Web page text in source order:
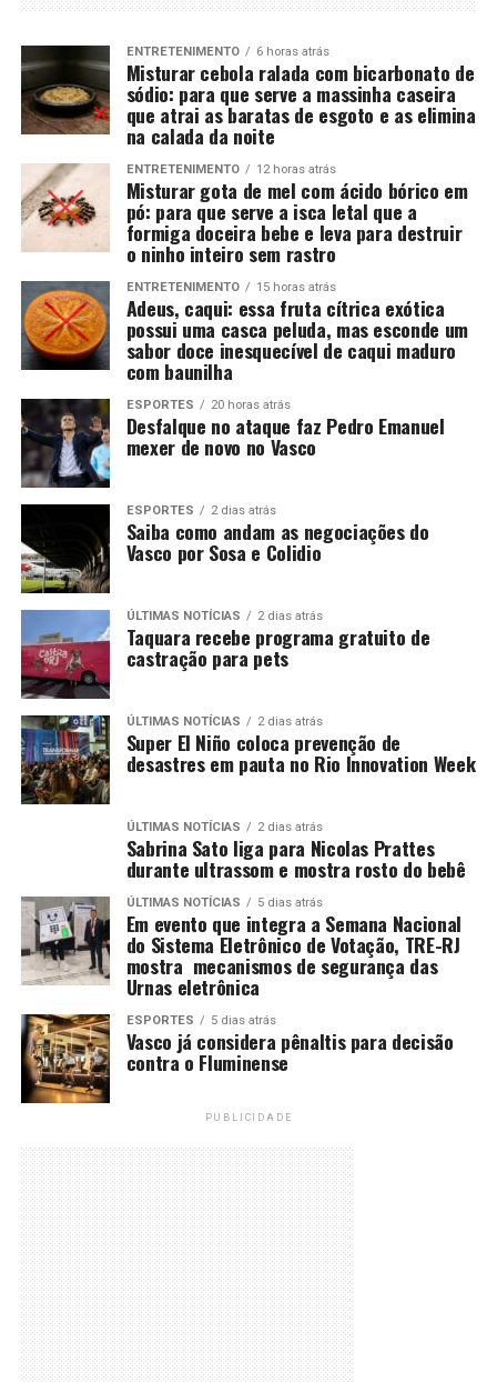
ENTRETENIMENTO 6 horas atrás
Misturar cebola ralada com bicarbonato de
sódio: para que serve a massinha caseira
que atrai as baratas de esgoto e as elimina
na calada da noite
ENTRETENIMENTO 12 horas atrás
Misturar gota de mel com ácido bórico em
pó: para que serve a isca letal que a
formiga doceira bebe e leva para destruir
o ninho inteiro sem rastro
ENTRETENIMENTO 15 horas atrás
Adeus, caqui: essa fruta cítrica exótica
possui uma casca peluda, mas esconde um
sabor doce inesquecível de caqui maduro
com baunilha
ESPORTES 20 horas atrás
Desfalque no ataque faz Pedro Emanuel
mexer de novo no Vasco
ESPORTES 2 dias atrás
Saiba como andam as negociações do
Vasco por Sosa e Colidio
ÚLTIMAS NOTÍCIAS 2 dias atrás
Taquara recebe programa gratuito de
castração para pets
ÚLTIMAS NOTÍCIAS 2 dias atrás
Super El Niño coloca prevenção de
desastres em pauta no Rio Innovation Week
ÚLTIMAS NOTÍCIAS 2 dias atrás
Sabrina Sato liga para Nicolas Prattes
durante ultrassom e mostra rosto do bebê
ÚLTIMAS NOTÍCIAS 5 dias atrás
Em evento que integra a Semana Nacional
do Sistema Eletrônico de Votação, TRE-RJ
mostra mecanismos de segurança das
Urnas eletrônica
ESPORTES 5 dias atrás
Vasco já considera pênaltis para decisão
contra o Fluminense
PUBLICIDADE